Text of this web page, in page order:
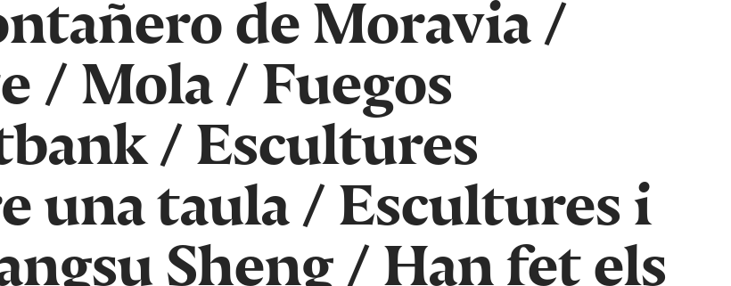
de Moravia/
/ Mola/ Fuegos
/ Escultures
una taula/ Escultures i
Sheng / Han fet els